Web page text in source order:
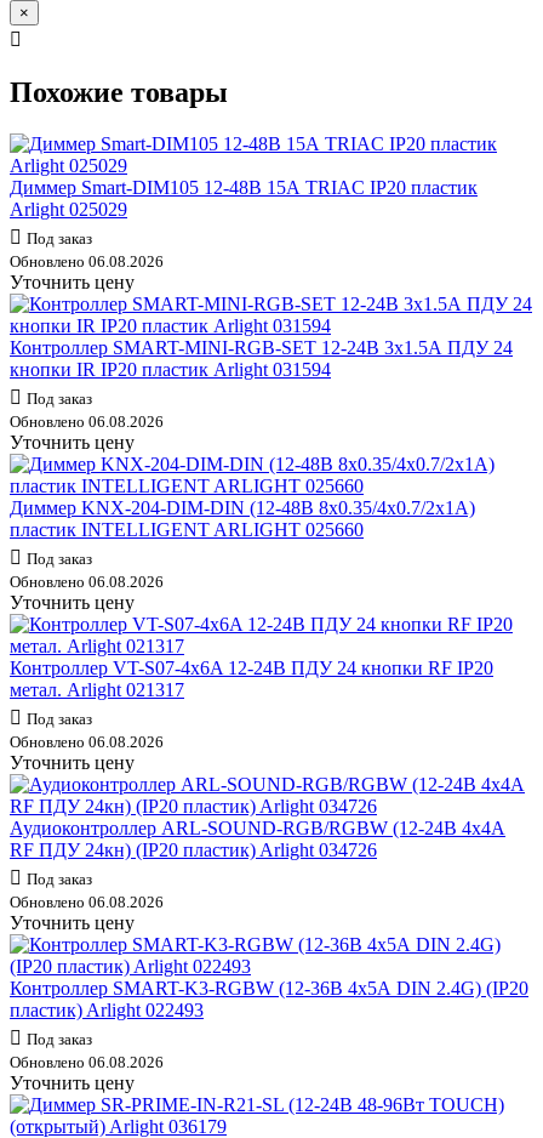
×
Похожие товары
Диммер Smart-DIM105 12-48В 15А TRIAC IP20 пластик
Arlight 025029
Под заказ
Обновлено 06.08.2026
Уточнить цену
Контроллер SMART-MINI-RGB-SET 12-24В 3х1.5А ПДУ 24
кнопки IR IP20 пластик Arlight 031594
Под заказ
Обновлено 06.08.2026
Уточнить цену
Диммер KNX-204-DIM-DIN (12-48В 8х0.35/4х0.7/2х1А)
пластик INTELLIGENT ARLIGHT 025660
Под заказ
Обновлено 06.08.2026
Уточнить цену
Контроллер VT-S07-4х6A 12-24В ПДУ 24 кнопки RF IP20
метал. Arlight 021317
Под заказ
Обновлено 06.08.2026
Уточнить цену
Аудиоконтроллер ARL-SOUND-RGB/RGBW (12-24В 4х4А
RF ПДУ 24кн) (IP20 пластик) Arlight 034726
Под заказ
Обновлено 06.08.2026
Уточнить цену
Контроллер SMART-K3-RGBW (12-36В 4х5А DIN 2.4G) (IP20
пластик) Arlight 022493
Под заказ
Обновлено 06.08.2026
Уточнить цену